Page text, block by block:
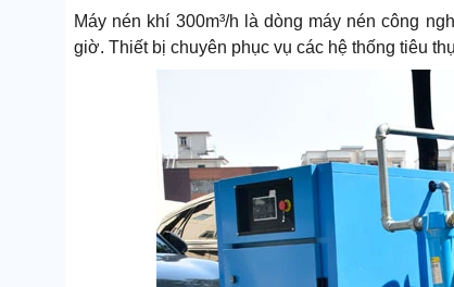
Máy nén khí 300m³/h là dòng máy nén công
giờ. Thiết bị chuyên phục vụ các hệ thống tiêu